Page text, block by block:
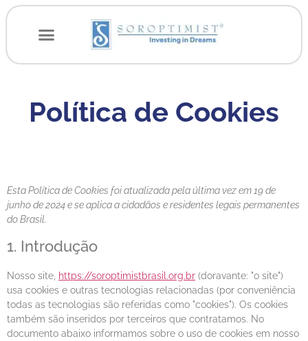
Política de Cookies
Esta Política de Cookies foi atualizada pela última vez em 19 de
junho de 2024 e se aplica a cidadãos e residentes legais permanentes
do Brasil.
1. Introdução
Nosso site, https://soroptimistbrasil.org.br (doravante: "o site")
usa cookies e outras tecnologias relacionadas (por conveniência
todas as tecnologias são referidas como "cookies"). Os cookies
também são inseridos por terceiros que contratamos. No
documento abaixo informamos sobre o uso de cookies em nosso